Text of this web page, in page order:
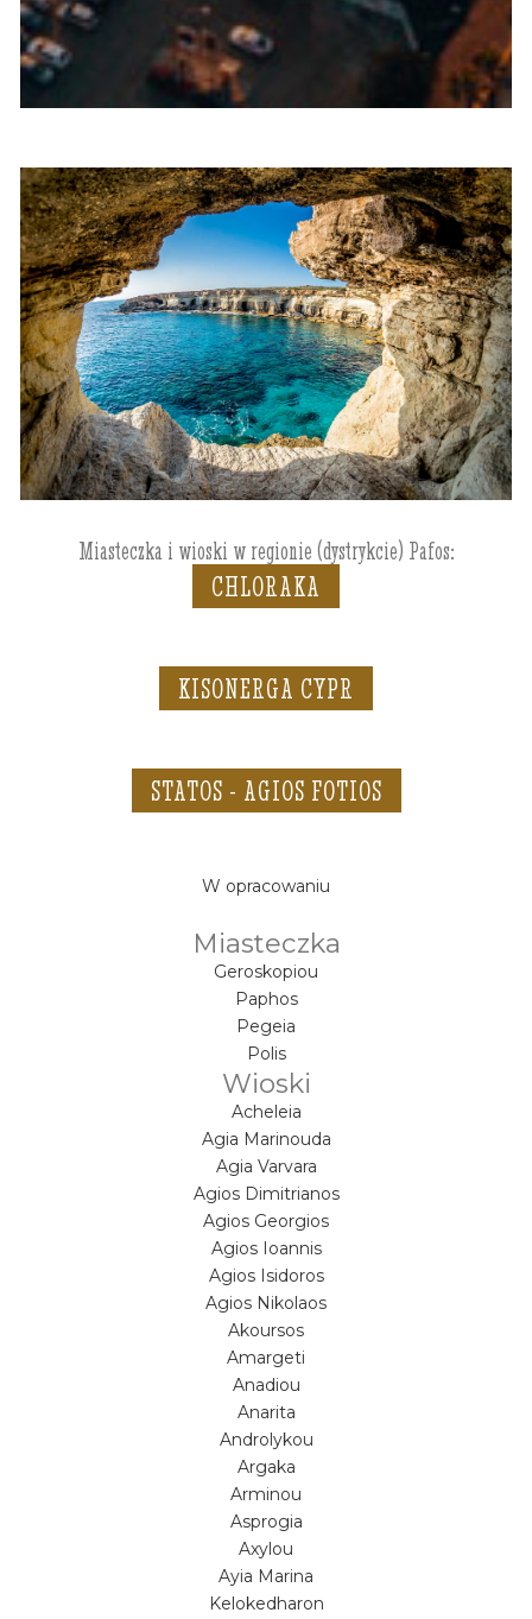
Miasteczka i wioski w regionie (dystrykcie) Pafos:
CHLORAKA
KISONERGA CYPR
STATOS - AGIOS FOTIOS
W opracowaniu
Miasteczka
Geroskopiou
Paphos
Pegeia
Polis
Wioski
Acheleia
Agia Marinouda
Agia Varvara
Agios Dimitrianos
Agios Georgios
Agios Ioannis
Agios Isidoros
Agios Nikolaos
Akoursos
Amargeti
Anadiou
Anarita
Androlykou
Argaka
Arminou
Asprogia
Axylou
Ayia Marina
Kelokedharon